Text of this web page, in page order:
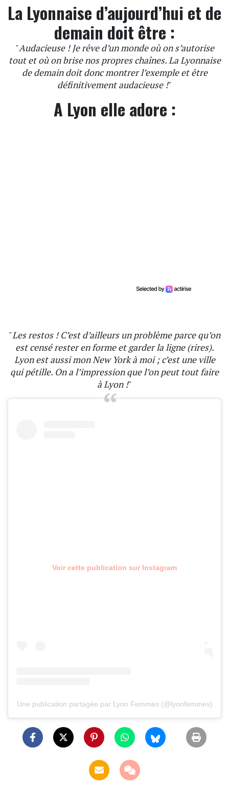
La Lyonnaise d’aujourd’hui et de
demain doit être :
"Audacieuse ! Je rêve d’un monde où on s’autorise
tout et où on brise nos propres chaînes. La Lyonnaise
de demain doit donc montrer l’exemple et être
définitivement audacieuse !"
A Lyon elle adore :
"Les restos ! C’est d’ailleurs un problème parce qu’on
est censé rester en forme et garder la ligne (rires).
Lyon est aussi mon New York à moi ; c’est une ville
qui pétille. On a l’impression que l’on peut tout faire
à Lyon !"
Voir cette publication sur Instagram
Une publication partagée par Lyon Femmes (@lyonfemmes)